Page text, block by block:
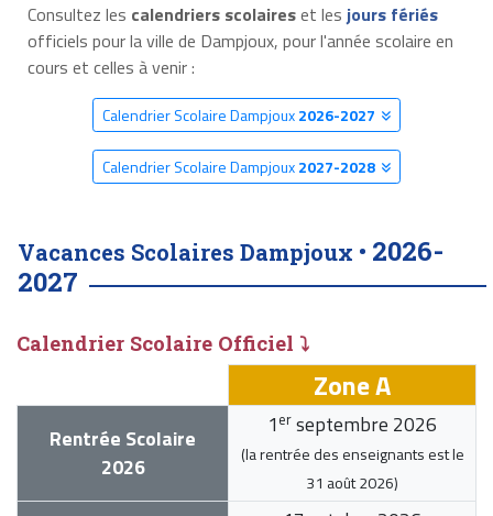
Consultez les calendriers scolaireset les jours fériés
officiels pour la ville de Dampjoux, pour l'année scolaire en
cours et celles à venir :
Calendrier Scolaire Dampjoux2026-2027
Calendrier Scolaire Dampjoux2027-2028
Vacances Scolaires Dampjoux • 2026-
2027
Calendrier Scolaire Officiel ⤵
Zone A
Rentrée Scolaire
2026
1 er septembre 2026
(la rentrée des enseignants est le
31 août 2026)